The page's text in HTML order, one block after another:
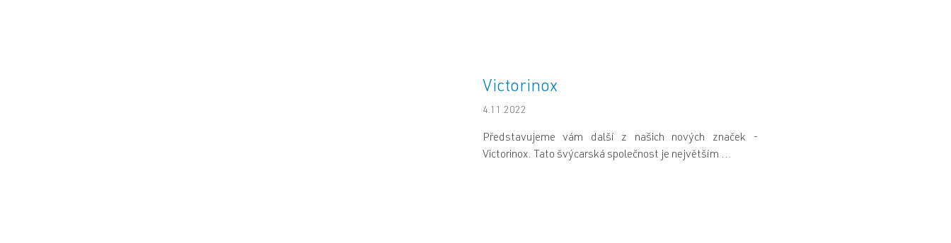
Victorinox
4.11.2022
Představujeme vám další z našich nových značek -
Victorinox. Tato švýcarská společnost je největším ...